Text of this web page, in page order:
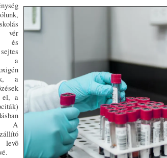
vér
és
a
a
el, a
A
levõ